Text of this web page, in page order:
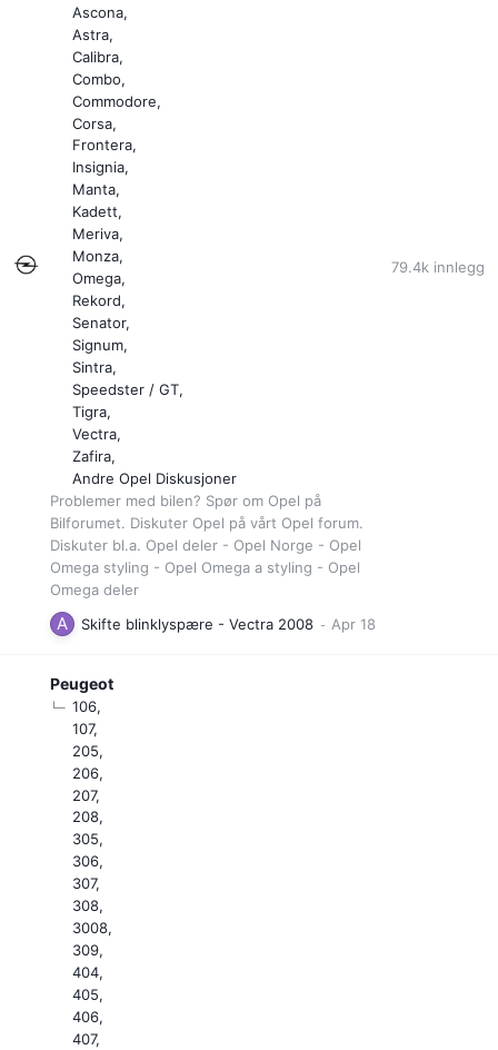
Ascona
Astra
Calibra
Combo
Commodore
Corsa
Frontera
Insignia
Manta
Kadett
Meriva
Monza
Omega
Rekord
Senator
Signum
Sintra
Speedster / GT
Tigra
Vectra
Zafira
Andre Opel Diskusjoner
Problemer med bilen? Spør om Opel på
Bilforumet. Diskuter Opel på vårt Opel forum.
Diskuter bl.a. Opel deler - Opel Norge - Opel
Omega styling - Opel Omega a styling - Opel
Omega deler
79.4k innlegg
Skifte blinklyspære - Vectra 2008
Peugeot
106
107
205
206
207
208
305
306
307
308
3008
309
404
405
406
407